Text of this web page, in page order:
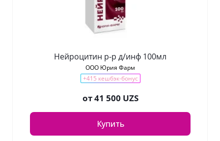
Нейроцитин р-р д/инф 100мл
ООО Юрия Фарм
+415 кешбэк-бонус
от41 500 UZS
Купить